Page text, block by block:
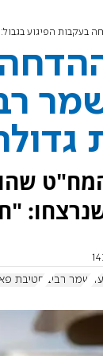
בעקבות הפיגוע
שמר רביב חטיבת